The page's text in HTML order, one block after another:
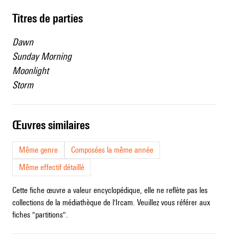
Titres de parties
Dawn
Sunday Morning
Moonlight
Storm
œuvres similaires
Même genre
Composées la même année
Même effectif détaillé
Cette fiche œuvre a valeur encyclopédique, elle ne reflète pas les
collections de la médiathèque de l'Ircam. Veuillez vous référer aux
fiches "partitions".